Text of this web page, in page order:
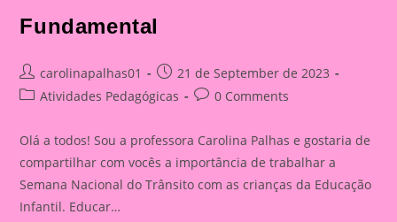
Fundamental
Post
author:
carolinapalhas01
Post
published:
21 de September de 2023
PostAtividades Pedagógicas
Post0 Comments
Olá a todos! Sou a professora Carolina Palhas e gostaria de
compartilhar com vocês a importância de trabalhar a
Semana Nacional do Trânsito com as crianças da Educação
Infantil. Educar…